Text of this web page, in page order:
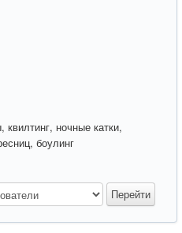
квилтинг, ночные катки,
боулинг